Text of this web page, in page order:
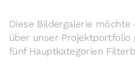
Diese Bildergalerie
über unser Projektportfolio
fünf Hauptkategorien